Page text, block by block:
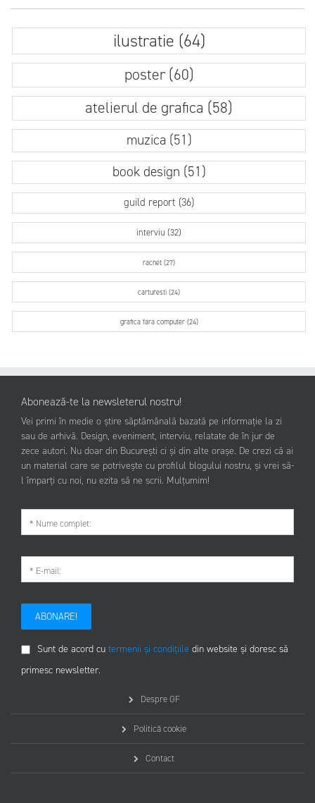
ilustratie (64)
poster (60)
atelierul de grafica (58)
muzica (51)
book design (51)
guild report (36)
interviu (32)
racnet (27)
carturesti (24)
grafica fara computer (24)
Abonează-te la newsleterul nostru!
Vei primi în medie o știre săptămânală bazată pe informație la zi
sau de arhivă. Design, eveniment, interviu, relatate de în jur de
zece autori. Nu doar din București ci și din alte orașe. De crezi că ai
un material care se potrivește cu profilul blogului nostru, și vrei să-
l împarți cu noi, nu ezita să ne scrii. Mulțumim!
ABONARE!
Sunt de acord cu termenii și condițiile din website și doresc să
primesc newsletter.
Despre GF
Politică cookie
Contact